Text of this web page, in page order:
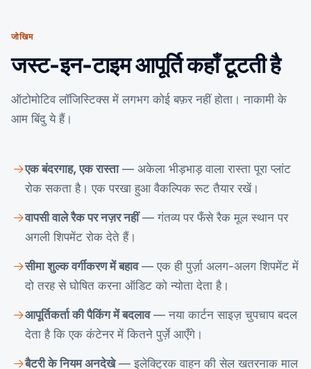
जोखिम
जस्ट-इन-टाइम आपूर्ति कहाँ टूटती है
ऑटोमोटिव लॉजिस्टिक्स में लगभग कोई बफ़र नहीं होता। नाकामी के
आम बिंदु ये हैं।
एक बंदरगाह, एक रास्ता— अकेला भीड़भाड़ वाला रास्ता पूरा प्लांट
रोक सकता है। एक परखा हुआ वैकल्पिक रूट तैयार रखें।
वापसी वाले रैक पर नज़र नहीं— गंतव्य पर फँसे रैक मूल स्थान पर
अगली शिपमेंट रोक देते हैं।
सीमा शुल्क वर्गीकरण में बहाव— एक ही पुर्ज़ा अलग-अलग शिपमेंट में
दो तरह से घोषित करना ऑडिट को न्योता देता है।
आपूर्तिकर्ता की पैकिंग में बदलाव— नया कार्टन साइज़ चुपचाप बदल
देता है कि एक कंटेनर में कितने पुर्ज़े आएँगे।
बैटरी के नियम अनदेखे— इलेक्ट्रिक वाहन की सेल खतरनाक माल